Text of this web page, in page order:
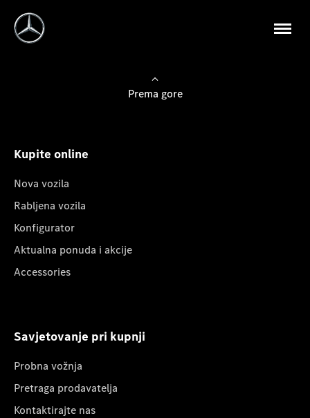
Prema gore
Kupite online
Nova vozila
Rabljena vozila
Konfigurator
Aktualna ponuda i akcije
Accessories
Savjetovanje pri kupnji
Probna vožnja
Pretraga prodavatelja
Kontaktirajte nas